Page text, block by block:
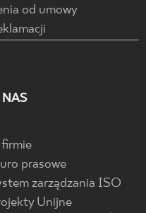
od umowy
prasowe
zarządzania ISO
Unijne